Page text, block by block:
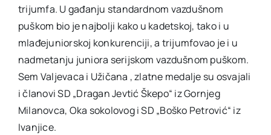
trijumfa. U gađanju standardnom vazdušnom
puškom bio je najbolji kako u kadetskoj, tako i u
mlađejuniorskoj konkurenciji, a trijumfovao je i u
nadmetanju juniora serijskom vazdušnom puškom.
Sem Valjevaca i Užičana , zlatne medalje su osvajali
i članovi SD „Dragan Jevtić Škepo“ iz Gornjeg
Milanovca, Oka sokolovog i SD „Boško Petrović“ iz
Ivanjice.